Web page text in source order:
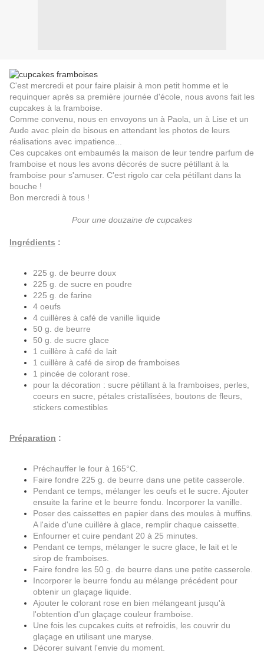
C'est mercredi et pour faire plaisir à mon petit homme et le
requinquer après sa première journée d'école, nous avons fait les
cupcakes à la framboise.
Comme convenu, nous en envoyons un à Paola, un à Lise et un
Aude avec plein de bisous en attendant les photos de leurs
réalisations avec impatience...
Ces cupcakes ont embaumés la maison de leur tendre parfum de
framboise et nous les avons décorés de sucre pétillant à la
framboise pour s'amuser. C'est rigolo car cela pétillant dans la
bouche !
Bon mercredi à tous !
Pour une douzaine de cupcakes
Ingrédients :
225 g. de beurre doux
225 g. de sucre en poudre
225 g. de farine
4 oeufs
4 cuillères à café de vanille liquide
50 g. de beurre
50 g. de sucre glace
1 cuillère à café de lait
1 cuillère à café de sirop de framboises
1 pincée de colorant rose.
pour la décoration : sucre pétillant à la framboises, perles,
coeurs en sucre, pétales cristallisées, boutons de fleurs,
stickers comestibles
Préparation :
Préchauffer le four à 165°C.
Faire fondre 225 g. de beurre dans une petite casserole.
Pendant ce temps, mélanger les oeufs et le sucre. Ajouter
ensuite la farine et le beurre fondu. Incorporer la vanille.
Poser des caissettes en papier dans des moules à muffins.
A l'aide d'une cuillère à glace, remplir chaque caissette.
Enfourner et cuire pendant 20 à 25 minutes.
Pendant ce temps, mélanger le sucre glace, le lait et le
sirop de framboises.
Faire fondre les 50 g. de beurre dans une petite casserole.
Incorporer le beurre fondu au mélange précédent pour
obtenir un glaçage liquide.
Ajouter le colorant rose en bien mélangeant jusqu'à
l'obtention d'un glaçage couleur framboise.
Une fois les cupcakes cuits et refroidis, les couvrir du
glaçage en utilisant une maryse.
Décorer suivant l'envie du moment.